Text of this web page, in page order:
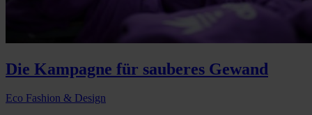
Die Kampagne für sauberes Gewand
Eco Fashion & Design